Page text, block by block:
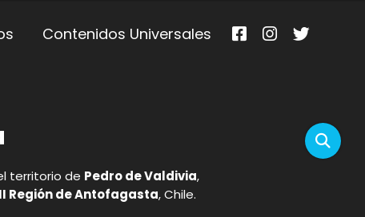
Contenidos Universales
territorio de Pedro de Valdivia,
II Región de Antofagasta, Chile.